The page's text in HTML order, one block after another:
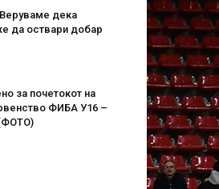
дека
да оствари добар
за почетокот на
ФИБА У16 –
(ФОТО)